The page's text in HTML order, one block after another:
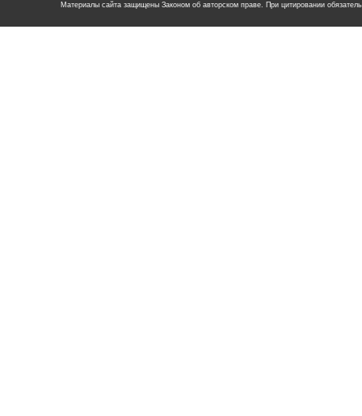
Материалы сайта защищены Законом об авторском праве. При цитировании